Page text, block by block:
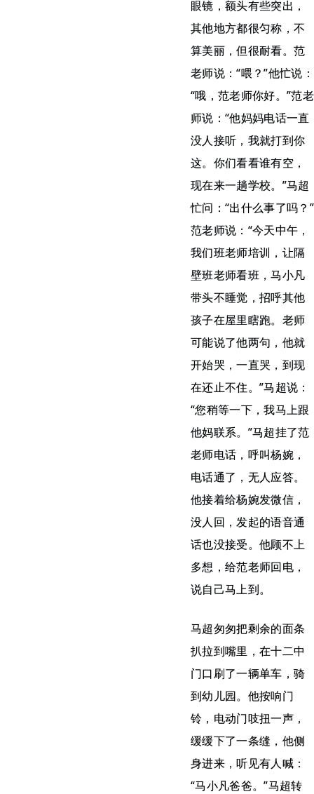
眼镜，额头有些突出，
其他地方都很匀称，不
算美丽，但很耐看。范
老师说：“喂？”他忙说：
“哦，范老师你好。”范老
师说：“他妈妈电话一直
没人接听，我就打到你
这。你们看看谁有空，
现在来一趟学校。”马超
忙问：“出什么事了吗？”
范老师说：“今天中午，
我们班老师培训，让隔
壁班老师看班，马小凡
带头不睡觉，招呼其他
孩子在屋里瞎跑。老师
可能说了他两句，他就
开始哭，一直哭，到现
在还止不住。”马超说：
“您稍等一下，我马上跟
他妈联系。”马超挂了范
老师电话，呼叫杨婉，
电话通了，无人应答。
他接着给杨婉发微信，
没人回，发起的语音通
话也没接受。他顾不上
多想，给范老师回电，
说自己马上到。
马超匆匆把剩余的面条
扒拉到嘴里，在十二中
门口刷了一辆单车，骑
到幼儿园。他按响门
铃，电动门吱扭一声，
缓缓下了一条缝，他侧
身进来，听见有人喊：
“马小凡爸爸。”马超转